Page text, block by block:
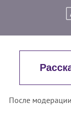
После